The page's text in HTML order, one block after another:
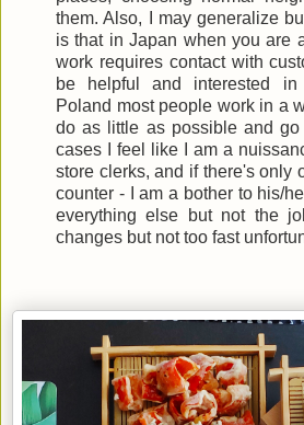
them. Also, I may generalize
is that in Japan when you are
work requires contact with
be helpful and interested
Poland most people work in a
do as little as possible and go
cases I feel like I am a
store clerks, and if there's only
counter - I am a bother to his/
everything else but not the
changes but not too fast